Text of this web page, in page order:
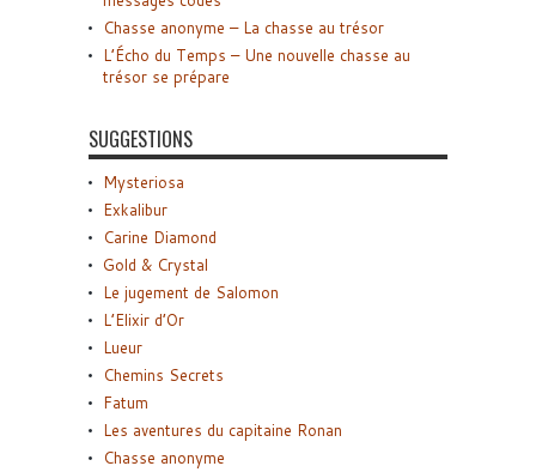
Chasse anonyme – La chasse au trésor
L’Écho du Temps – Une nouvelle chasse au
trésor se prépare
SUGGESTIONS
Mysteriosa
Exkalibur
Carine Diamond
Gold & Crystal
Le jugement de Salomon
L’Elixir d’Or
Lueur
Chemins Secrets
Fatum
Les aventures du capitaine Ronan
Chasse anonyme